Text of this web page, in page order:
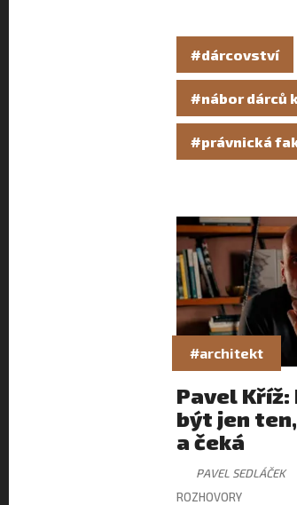
#dárcovství
#nábor dárců
#právnická
#architekt
Pavel
být jen
a čeká
PAVEL SEDLÁČEK
ROZHOVORY